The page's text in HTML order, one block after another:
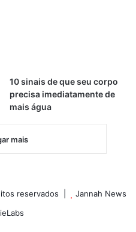
10 sinais de que seu corpo
precisa imediatamente de
mais água
mais
reservados |
Jannah News